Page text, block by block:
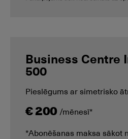
Business Centre
500
Pieslēgums ar simetrisko
€ 200 /mēnesī*
*Abonēšanas maksa sākot